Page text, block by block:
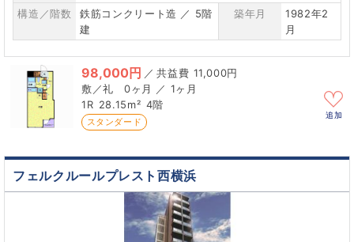
構造／階数
鉄筋コンクリート造 ／ 5階
建
築年月
1982年2
月
98,000円 ／
11,000円
0ヶ月 ／ 1ヶ月
1R 28.15m² 4階
スタンダード
追加
フェルクルールプレスト西横浜